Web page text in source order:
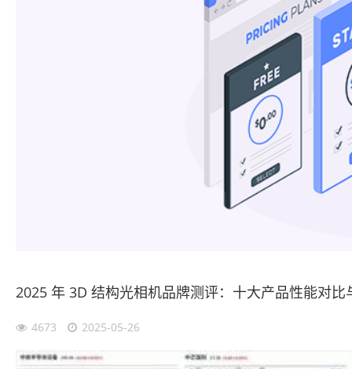
2025 年 3D 结构光相机品牌测评：十大产品性能对比
4673 2025-05-26